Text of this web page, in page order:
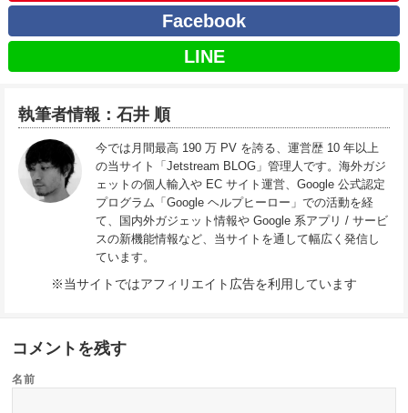
Facebook
LINE
執筆者情報：石井 順
今では月間最高 190 万 PV を誇る、運営歴 10 年以上
の当サイト「Jetstream BLOG」管理人です。海外ガジ
ェットの個人輸入や EC サイト運営、Google 公式認定
プログラム「Google ヘルプヒーロー」での活動を経
て、国内外ガジェット情報や Google 系アプリ / サービ
スの新機能情報など、当サイトを通して幅広く発信し
ています。
※当サイトではアフィリエイト広告を利用しています
コメントを残す
名前